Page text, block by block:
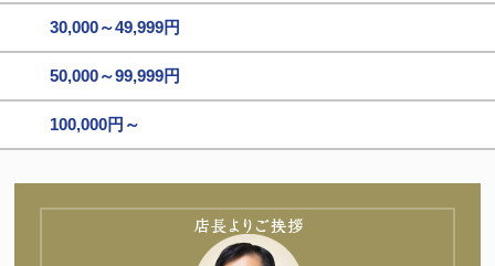
30,000～49,999円
50,000～99,999円
100,000円～